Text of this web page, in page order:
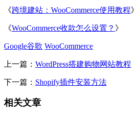
《跨境建站：WooCommerce使用教程》
《WooCommerce收款怎么设置？ 》
Google谷歌 WooCommerce
上一篇： WordPress搭建购物网站教程
下一篇： Shopify插件安装方法
相关文章